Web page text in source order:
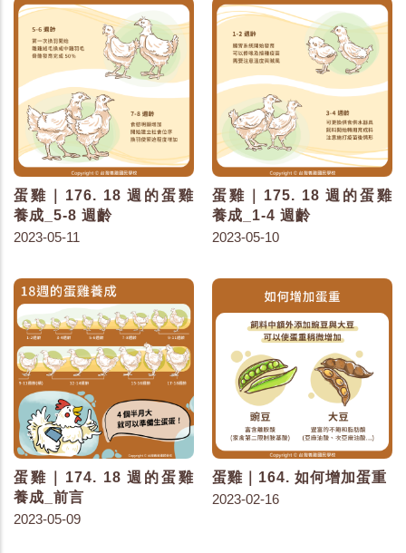
蛋雞｜176. 18 週的蛋雞
養成_5-8 週齡
2023-05-11
蛋雞｜175. 18 週的蛋雞
養成_1-4 週齡
2023-05-10
蛋雞｜174. 18 週的蛋雞
養成_前言
2023-05-09
蛋雞｜164. 如何增加蛋重
2023-02-16